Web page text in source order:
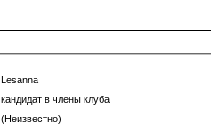
Lesanna
кандидат в члены клуба
(Неизвестно)